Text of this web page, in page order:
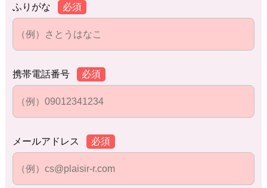
ふりがな 必須
携帯電話番号 必須
メールアドレス 必須